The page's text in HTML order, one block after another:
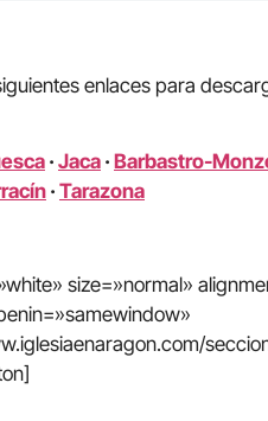
enlaces para
· Jaca· Barbastro-
· Tarazona
size=»normal»